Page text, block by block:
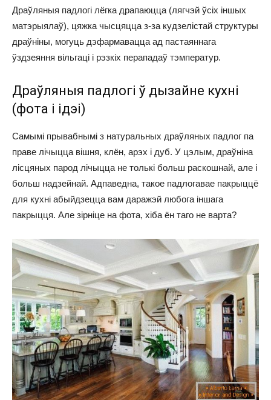
Драўляныя падлогі лёгка драпаюцца (лягчэй ўсіх іншых
матэрыялаў), цяжка чысцяцца з-за кудзелістай структуры
драўніны, могуць дэфармавацца ад пастаяннага
ўздзеяння вільгаці і рэзкіх перападаў тэмператур.
Драўляныя падлогі ў дызайне кухні
(фота і ідэі)
Самымі прывабнымі з натуральных драўляных падлог па
праве лічыцца вішня, клён, арэх і дуб. У цэлым, драўніна
лісцяных парод лічыцца не толькі больш раскошнай, але і
больш надзейнай. Адпаведна, такое падлогавае пакрыццё
для кухні абыйдзецца вам даражэй любога іншага
пакрыцця. Але зірніце на фота, хіба ён таго не варта?